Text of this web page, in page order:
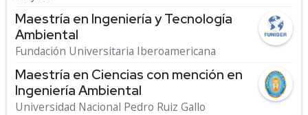
Maestría en Ingeniería y Tecnología
Ambiental
Fundación Universitaria Iberoamericana
Maestría en Ciencias con mención en
Ingeniería Ambiental
Universidad Nacional Pedro Ruiz Gallo